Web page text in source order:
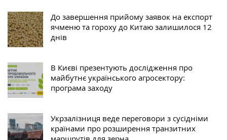
До завершення прийому заявок на експорт
ячменю та гороху до Китаю залишилося 12
днів
В Києві презентують дослідження про
майбутнє українського агросектору:
програма заходу
Укрзалізниця веде переговори з сусідніми
країнами про розширення транзитних